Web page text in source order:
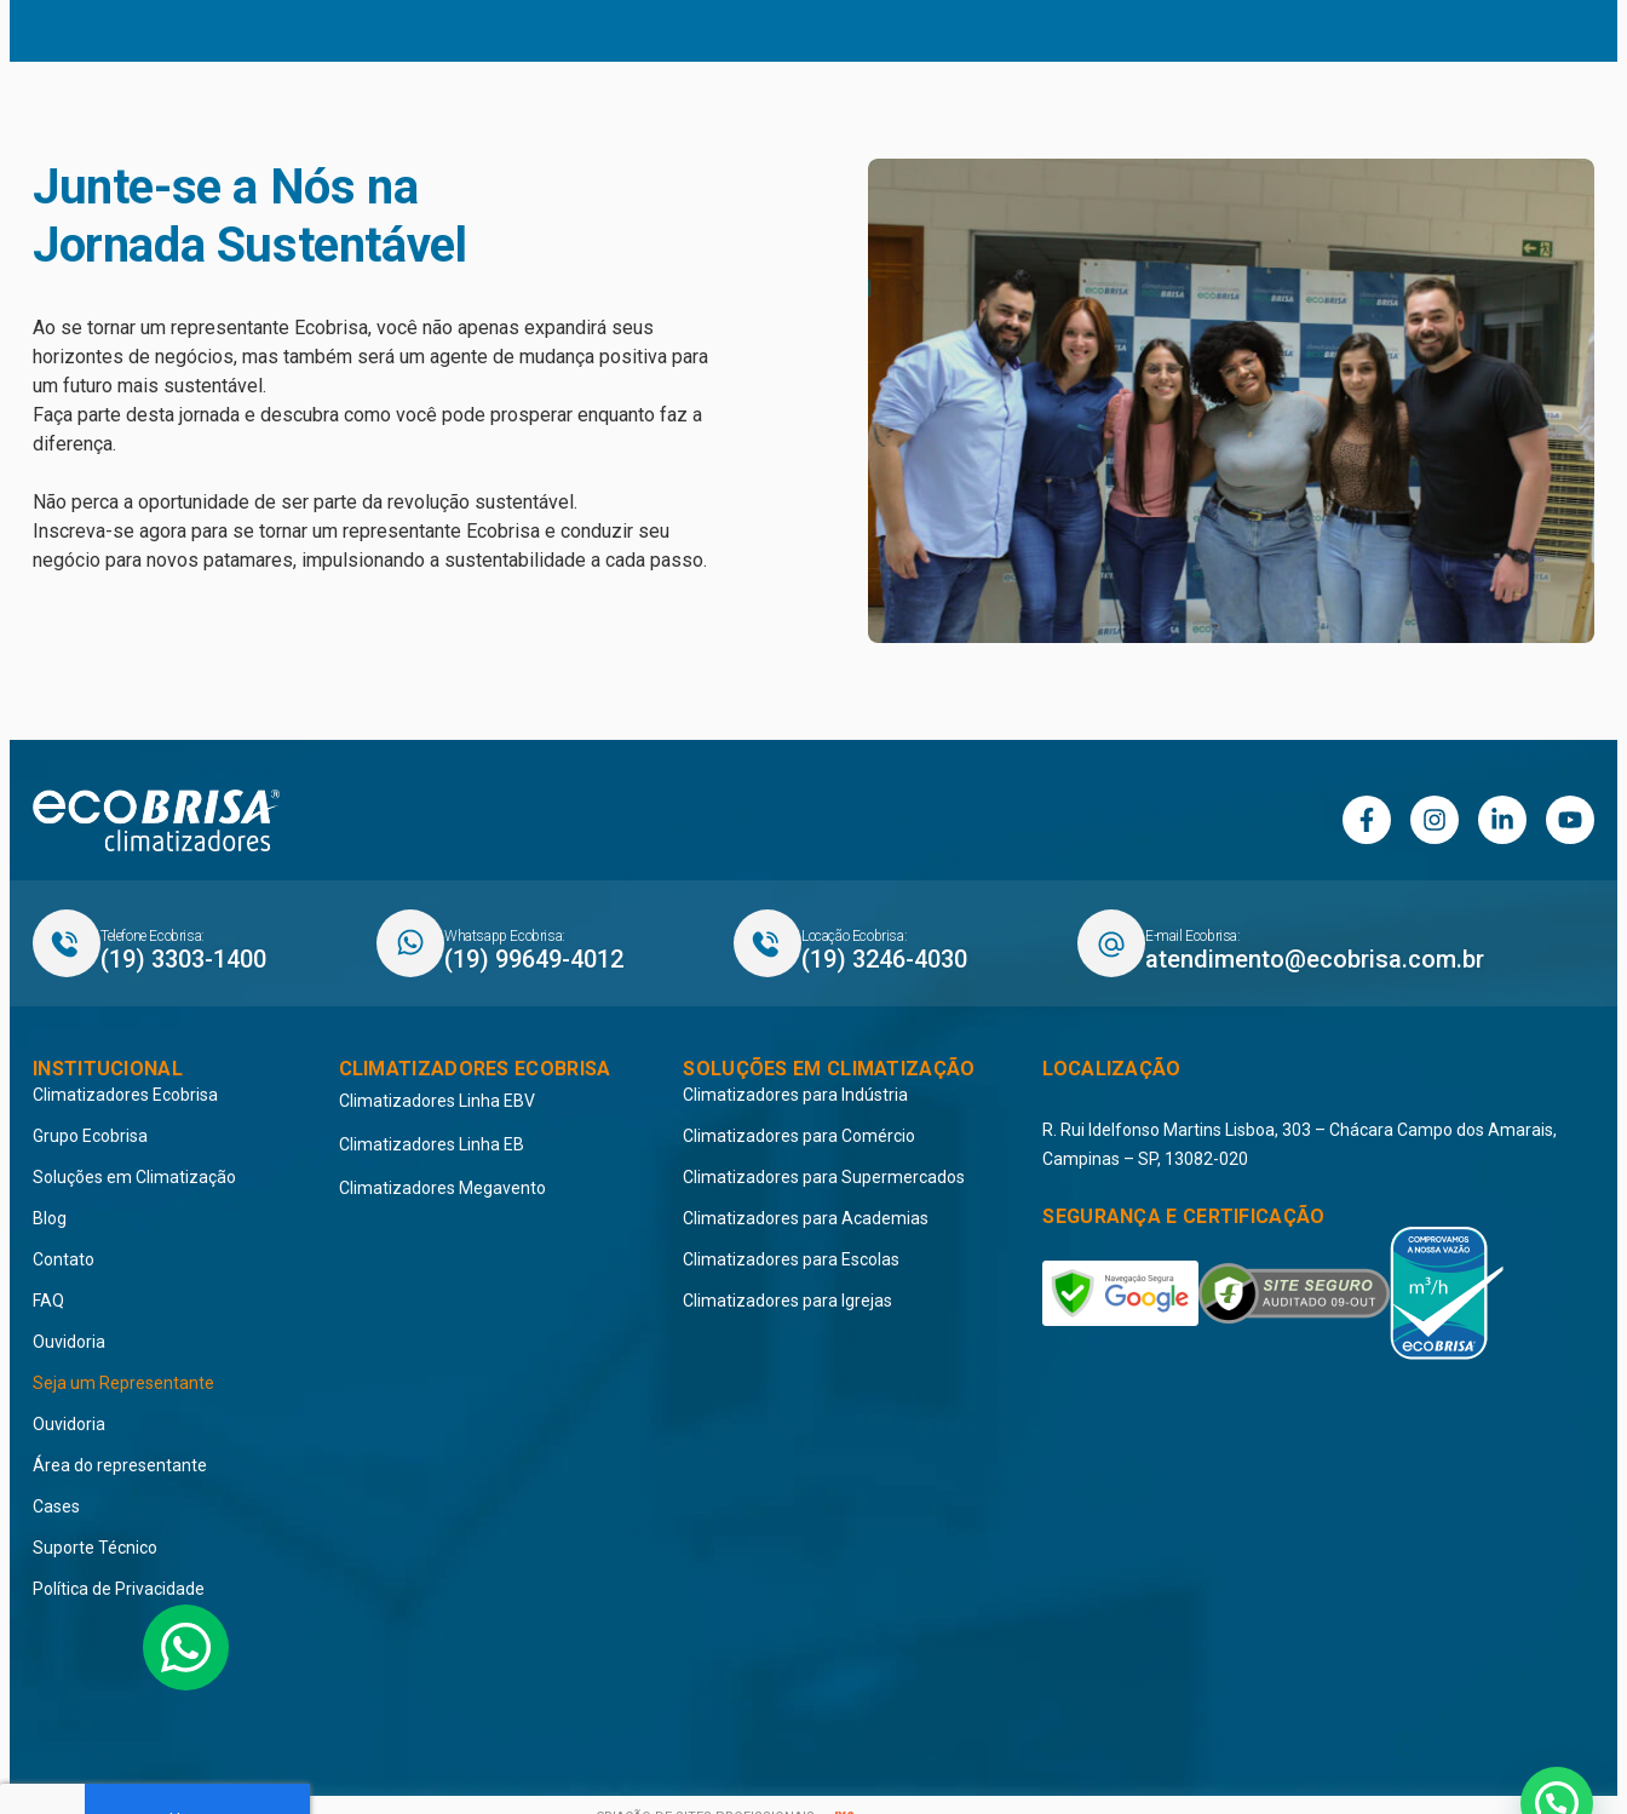
Junte-se a Nós na
Jornada Sustentável
Ao se tornar um representante Ecobrisa, você não apenas expandirá seus
horizontes de negócios, mas também será um agente de mudança positiva para
um futuro mais sustentável.
Faça parte desta jornada e descubra como você pode prosperar enquanto faz a
diferença.
Não perca a oportunidade de ser parte da revolução sustentável.
Inscreva-se agora para se tornar um representante Ecobrisa e conduzir seu
negócio para novos patamares, impulsionando a sustentabilidade a cada passo.
Telefone Ecobrisa:
(19) 3303-1400
Whatsapp Ecobrisa:
(19) 99649-4012
Locação Ecobrisa:
(19) 3246-4030
E-mail Ecobrisa:
atendimento@ecobrisa.com.br
INSTITUCIONAL
Climatizadores Ecobrisa
Grupo Ecobrisa
Soluções em Climatização
Blog
Contato
FAQ
Ouvidoria
Seja um Representante
Ouvidoria
Área do representante
Cases
Suporte Técnico
Política de Privacidade
CLIMATIZADORES ECOBRISA
Climatizadores Linha EBV
Climatizadores Linha EB
Climatizadores Megavento
SOLUÇÕES EM CLIMATIZAÇÃO
Climatizadores para Indústria
Climatizadores para Comércio
Climatizadores para Supermercados
Climatizadores para Academias
Climatizadores para Escolas
Climatizadores para Igrejas
LOCALIZAÇÃO
R. Rui Idelfonso Martins Lisboa, 303 – Chácara Campo dos Amarais,
Campinas – SP, 13082-020
SEGURANÇA E CERTIFICAÇÃO